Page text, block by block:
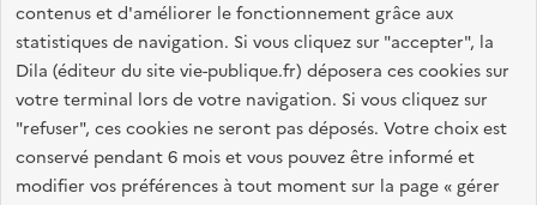
contenus et d'améliorer le fonctionnement grâce aux
statistiques de navigation. Si vous cliquez sur "accepter", la
Dila (éditeur du site vie-publique.fr) déposera ces cookies sur
votre terminal lors de votre navigation. Si vous cliquez sur
"refuser", ces cookies ne seront pas déposés. Votre choix est
conservé pendant 6 mois et vous pouvez être informé et
modifier vos préférences à tout moment sur la page « gérer
legifrance.gouv.fr info.gouv.fr
data.gouv.fr
service-public.gouv.fr
Accessibilité : totalement conforme Données personnelles